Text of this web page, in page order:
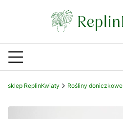
sklep ReplinKwiaty Rośliny doniczkowe